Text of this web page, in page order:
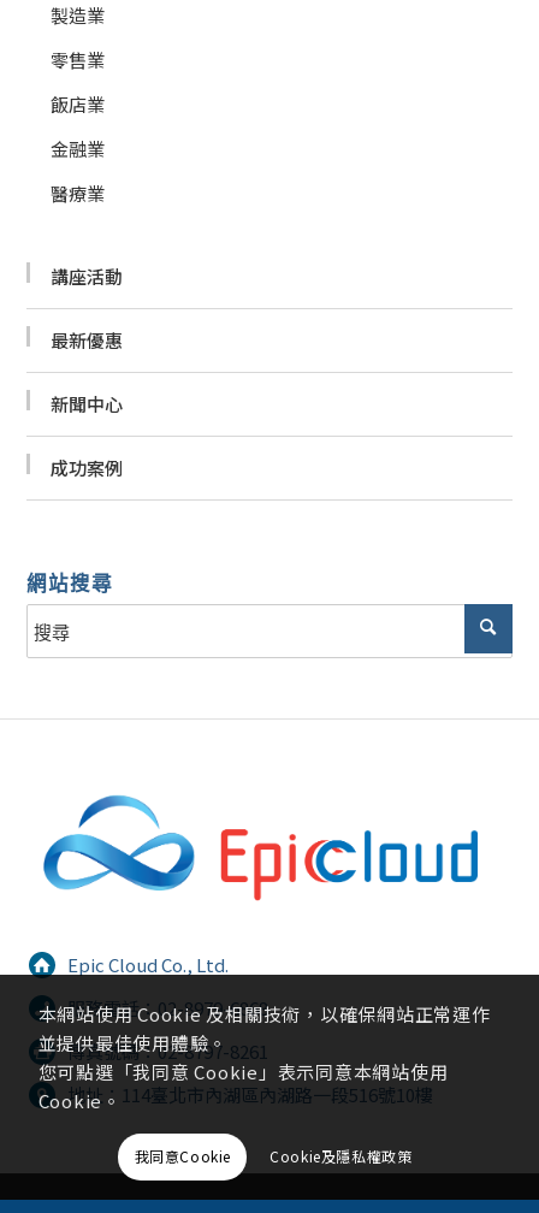
製造業
零售業
飯店業
金融業
醫療業
講座活動
最新優惠
新聞中心
成功案例
網站搜尋
Epic Cloud Co., Ltd.
服務電話：02-8979-6868
傳真號碼：02-8797-8261
地址：114臺北市內湖區內湖路一段516號10樓
本網站使用 Cookie 及相關技術，以確保網站正常運作
並提供最佳使用體驗。
您可點選「我同意 Cookie」表示同意本網站使用
Cookie。
我同意Cookie Cookie及隱私權政策